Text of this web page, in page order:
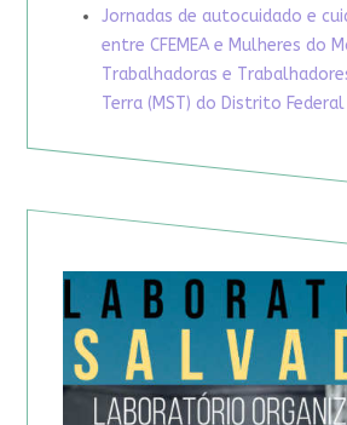
Jornadas de autocuidado e
entre CFEMEA e Mulheres do
Trabalhadoras e
Terra (MST) do Distrito